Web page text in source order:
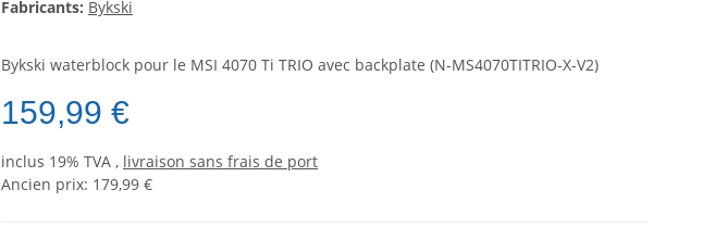
Fabricants: Bykski
Bykski waterblock pour le MSI 4070 Ti TRIO avec backplate (N-MS4070TITRIO-X-V2)
159,99 €
inclus 19% TVA , livraison sans frais de port
Ancien prix: 179,99 €